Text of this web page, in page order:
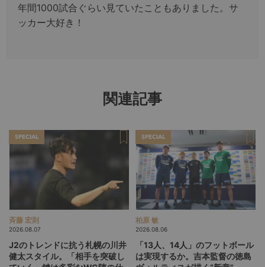
年間1000試合ぐらい見ていたこともありました。サ
ッカー大好き！
関連記事
SPECIAL
斉藤 宏則
2026.08.07
J2のトレンドに抗う札幌の川井
健太スタイル。「相手を突破し
SPECIAL
柏原 敏
2026.08.06
「13人、14人」のフットボール
は実現するか。吉本監督の徳島